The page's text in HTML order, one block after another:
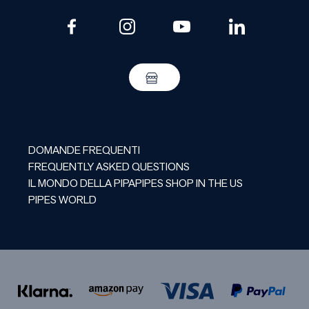
DOMANDE FREQUENTI
FREQUENTLY ASKED QUESTIONS
IL MONDO DELLA PIPAPIPES SHOP IN THE US
PIPES WORLD